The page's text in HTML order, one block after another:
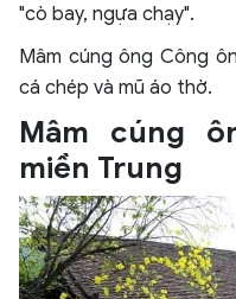
"cò bay, ngựa chạy".
Mâm cúng ông Công
cá chép và mũ áo thờ.
Mâm cúng
miền Trung